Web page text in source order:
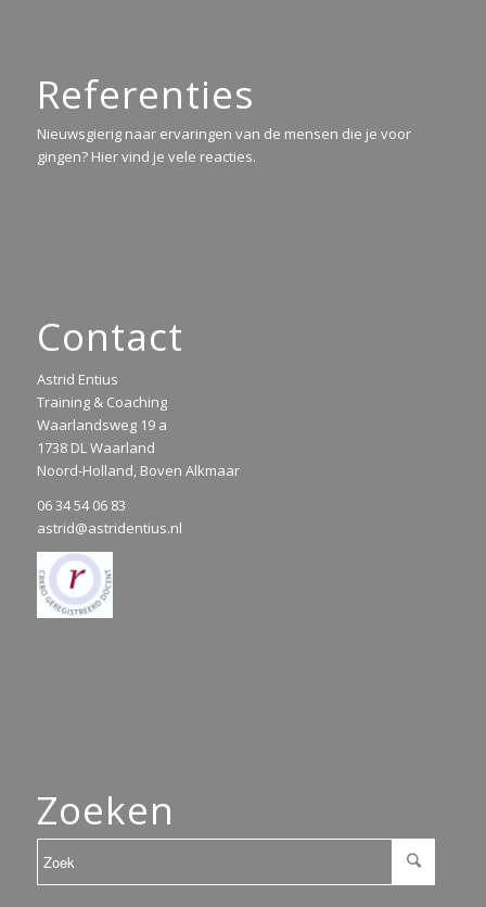
Referenties
Nieuwsgierig naar ervaringen van de mensen die je voor
gingen? Hier vind je vele reacties.
Contact
Astrid Entius
Training & Coaching
Waarlandsweg 19 a
1738 DL Waarland
Noord-Holland, Boven Alkmaar
06 34 54 06 83
astrid@astridentius.nl
Zoeken